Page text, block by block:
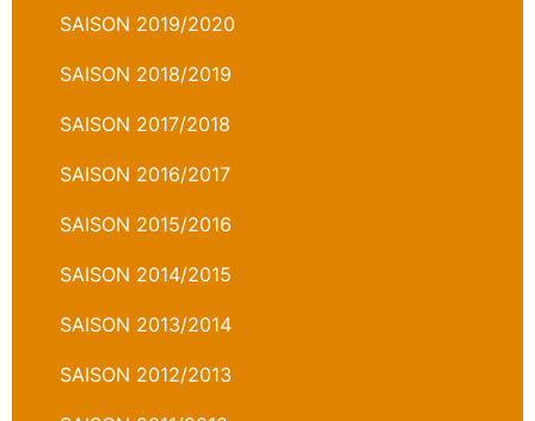
SAISON 2019/2020
SAISON 2018/2019
SAISON 2017/2018
SAISON 2016/2017
SAISON 2015/2016
SAISON 2014/2015
SAISON 2013/2014
SAISON 2012/2013